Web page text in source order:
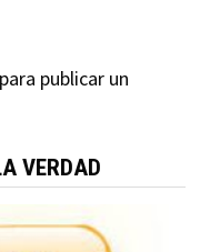
para publicar un
VERDAD